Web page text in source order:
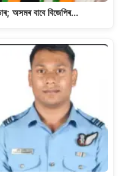
অসমৰ বাবে বিজেপিৰ…